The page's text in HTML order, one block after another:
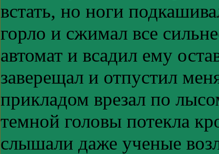
встать, но ноги
горло и сжимал все
автомат и всадил ему
заверещал и отпустил
прикладом врезал по
темной головы потекла
слышали даже ученые